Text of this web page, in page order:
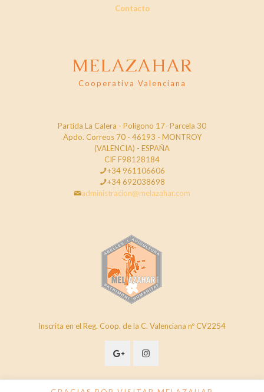
Contacto
MELAZAHAR
Cooperativa Valenciana
Partida La Calera - Poligono 17- Parcela 30
Apdo. Correos 70 - 46193 - MONTROY
(VALENCIA) - ESPAÑA
CIF F98128184
+34 961106606
+34 692038698
administracion@melazahar.com
Inscrita en el Reg. Coop. de la C. Valenciana nº CV2254